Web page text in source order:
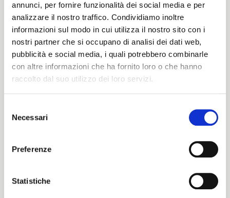
annunci, per fornire funzionalità dei social media e per
analizzare il nostro traffico. Condividiamo inoltre
informazioni sul modo in cui utilizza il nostro sito con i
nostri partner che si occupano di analisi dei dati web,
pubblicità e social media, i quali potrebbero combinarle
con altre informazioni che ha fornito loro o che hanno
raccolto dal suo utilizzo dei loro servizi.
delNecessari
Preferenze
Statistiche
150/146 CM
Washing instructions
8obWd